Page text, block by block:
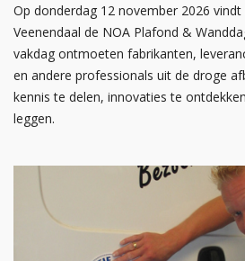
Op donderdag 12 november 2026 vindt
Veenendaal de NOA Plafond &
vakdag ontmoeten fabrikanten,
en andere professionals uit de droge
kennis te delen, innovaties te
leggen.